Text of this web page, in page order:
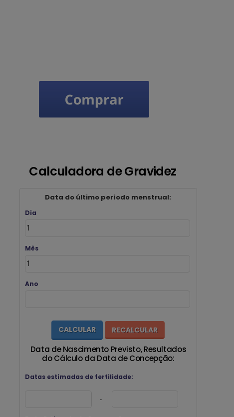
Calculadora de Gravidez
Data do último período menstrual:
Dia
Mês
Ano
Data de Nascimento Previsto, Resultados
do Cálculo da Data de Concepção:
Datas estimadas de fertilidade:
-